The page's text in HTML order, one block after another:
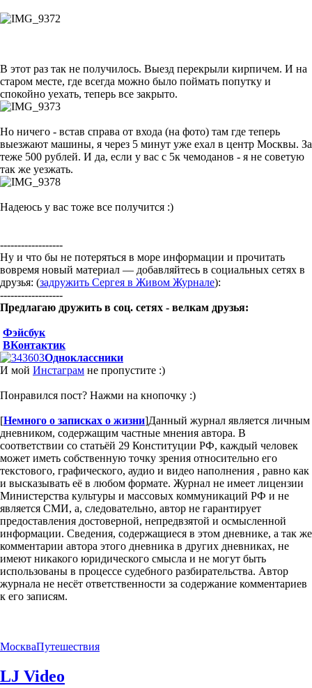
В этот раз так не получилось. Выезд перекрыли кирпичем. И на
старом месте, где всегда можно было поймать попутку и
спокойно уехать, теперь все закрыто.
Но ничего - встав справа от входа (на фото) там где теперь
выезжают машины, я через 5 минут уже ехал в центр Москвы. За
теже 500 рублей. И да, если у вас с 5к чемоданов - я не советую
так же уезжать.
Надеюсь у вас тоже все получится :)
------------------
Ну и что бы не потеряться в море информации и прочитать
вовремя новый материал — добавляйтесь в социальных сетях в
друзья: (задружить Сергея в Живом Журнале):
------------------
Предлагаю дружить в соц. сетях - велкам друзья:
Фэйсбук
ВКонтактик
Одноклассники
И мой Инстаграм не пропустите :)
Понравился пост? Нажми на кнопочку :)
[Немного о записках о жизни]Данный журнал является личным
дневником, содержащим частные мнения автора. В
соответствии со статьёй 29 Конституции РФ, каждый человек
может иметь собственную точку зрения относительно его
текстового, графического, аудио и видео наполнения , равно как
и высказывать её в любом формате. Журнал не имеет лицензии
Министерства культуры и массовых коммуникаций РФ и не
является СМИ, а, следовательно, автор не гарантирует
предоставления достоверной, непредвзятой и осмысленной
информации. Сведения, содержащиеся в этом дневнике, а так же
комментарии автора этого дневника в других дневниках, не
имеют никакого юридического смысла и не могут быть
использованы в процессе судебного разбирательства. Автор
журнала не несёт ответственности за содержание комментариев
к его записям.
МоскваПутешествия
LJ Video